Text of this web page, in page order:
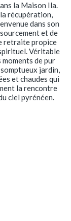
la Maison Ila.
récupération,
dans son
et de
retraite propice
Véritable
de pur
jardin,
et chaudes qui
la rencontre
ciel pyrénéen.